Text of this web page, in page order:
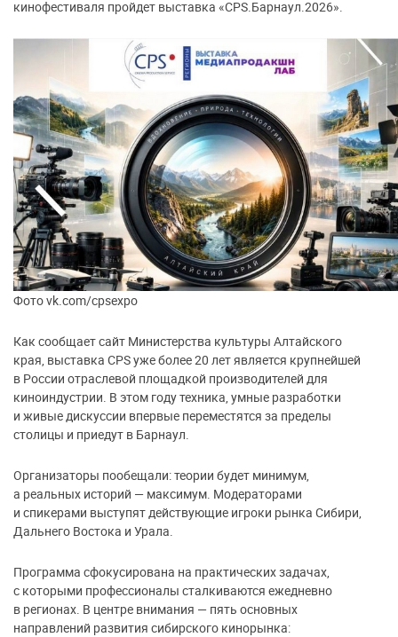
кинофестиваля пройдет выставка «CPS.Барнаул.2026».
Фото vk.com/cpsexpo
Как сообщает сайт Министерства культуры Алтайского
края, выставка CPS уже более 20 лет является крупнейшей
в России отраслевой площадкой производителей для
киноиндустрии. В этом году техника, умные разработки
и живые дискуссии впервые переместятся за пределы
столицы и приедут в Барнаул.
Организаторы пообещали: теории будет минимум,
а реальных историй — максимум. Модераторами
и спикерами выступят действующие игроки рынка Сибири,
Дальнего Востока и Урала.
Программа сфокусирована на практических задачах,
с которыми профессионалы сталкиваются ежедневно
в регионах. В центре внимания — пять основных
направлений развития сибирского кинорынка: